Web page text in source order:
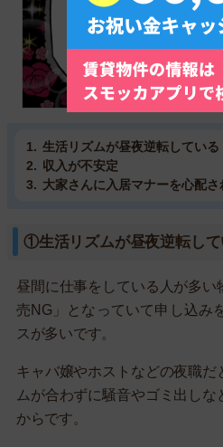
生活リズムが昼夜逆転している
収入が不安定
大家さんに入居マナーを心配さ
①生活リズムが昼夜逆転して
昼間に仕事をしている人が多い
売NG」となっていて申し込み
スが多いです。
キャバ嬢やホストなどの夜職
ムが合わずに騒音やゴミ出し
からです。